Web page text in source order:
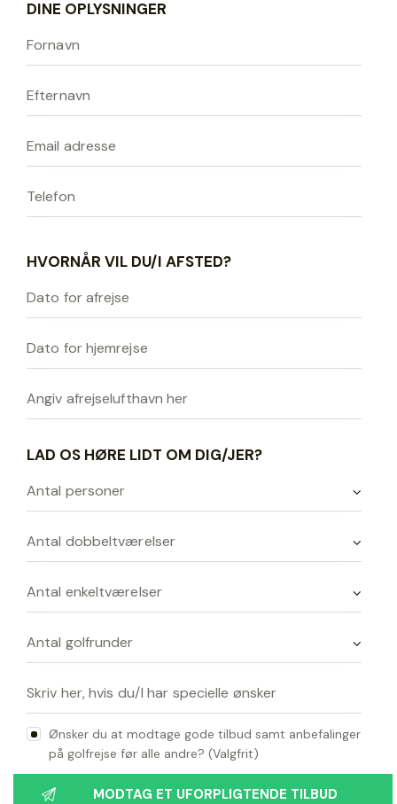
DINE OPLYSNINGER
HVORNÅR VIL DU/I AFSTED?
LAD OS HØRE LIDT OM DIG/JER?
Ønsker du at modtage gode tilbud samt anbefalinger
på golfrejse før alle andre? (Valgfrit)